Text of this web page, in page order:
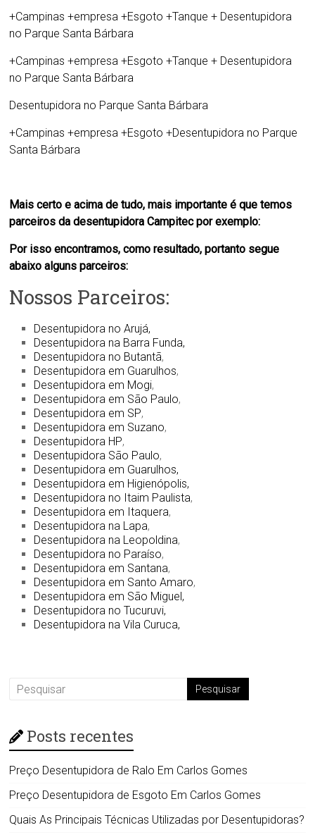
+Campinas +empresa +Esgoto +Tanque + Desentupidora
no Parque Santa Bárbara
+Campinas +empresa +Esgoto +Tanque + Desentupidora
no Parque Santa Bárbara
Desentupidora no Parque Santa Bárbara
+Campinas +empresa +Esgoto +Desentupidora no Parque
Santa Bárbara
Mais certo e acima de tudo, mais importante é que temos
parceiros da desentupidora Campitec por exemplo:
Por isso encontramos, como resultado, portanto segue
abaixo alguns parceiros:
Nossos Parceiros:
Desentupidora no Arujá,
Desentupidora na Barra Funda,
Desentupidora no Butantã,
Desentupidora em Guarulhos,
Desentupidora em Mogi,
Desentupidora em São Paulo,
Desentupidora em SP,
Desentupidora em Suzano,
Desentupidora HP,
Desentupidora São Paulo,
Desentupidora em Guarulhos,
Desentupidora em Higienópolis,
Desentupidora no Itaim Paulista,
Desentupidora em Itaquera,
Desentupidora na Lapa,
Desentupidora na Leopoldina,
Desentupidora no Paraíso,
Desentupidora em Santana,
Desentupidora em Santo Amaro,
Desentupidora em São Miguel,
Desentupidora no Tucuruvi,
Desentupidora na Vila Curuca,
Posts recentes
Preço Desentupidora de Ralo Em Carlos Gomes
Preço Desentupidora de Esgoto Em Carlos Gomes
Quais As Principais Técnicas Utilizadas por Desentupidoras?